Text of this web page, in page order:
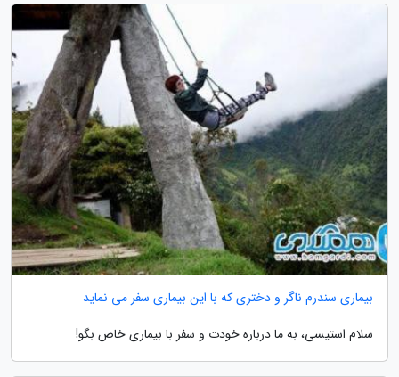
بیماری سندرم ناگر و دختری که با این بیماری سفر می نماید
سلام استیسی، به ما درباره خودت و سفر با بیماری خاص بگو!